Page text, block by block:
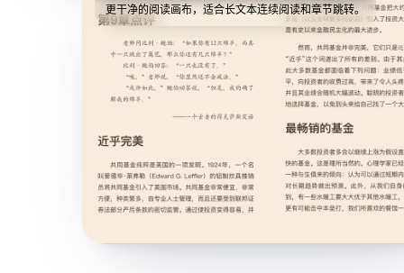
更干净的阅读画布，适合长文本连续阅读和章节跳转。